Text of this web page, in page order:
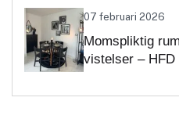
07 februari 2026
Momspliktig
vistelser – HFD